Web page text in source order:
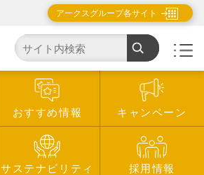
アークスグループ各サイト
おすすめ情報 キャンペーン
サステナビリティ 採用情報